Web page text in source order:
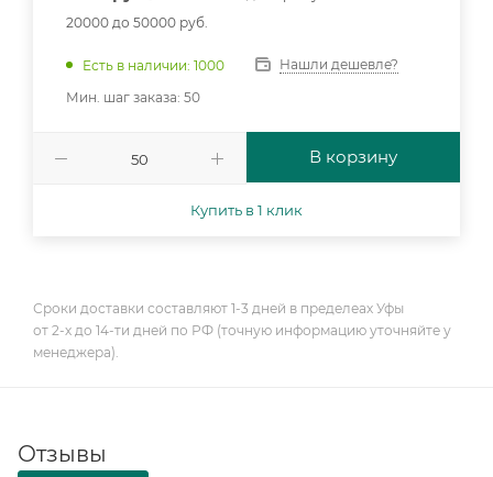
20000 до 50000 руб.
Есть в наличии: 1000
Нашли дешевле?
Мин. шаг заказа: 50
В корзину
Купить в 1 клик
Сроки доставки составляют 1-3 дней в пределеах Уфы
от 2-х до 14-ти дней по РФ (точную информацию уточняйте у
менеджера).
Отзывы